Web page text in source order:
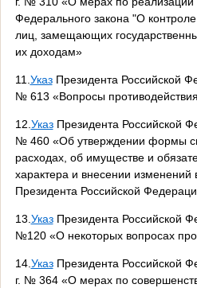
Федерального закона "О
лиц, замещающих
их доходам»
11.УказПрезидента Российской
№ 613 «Вопросы
12.УказПрезидента Российской
№ 460 «Об утверждении формы
расходах, об имуществе и
характера и внесении изменений
Президента Российской
13.УказПрезидента Российской
№120 «О некоторых вопросах
14.УказПрезидента Российской
г. № 364 «О мерах по